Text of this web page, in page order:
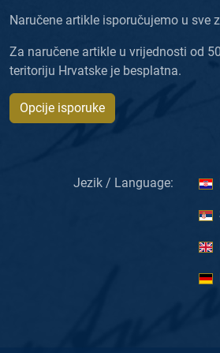
Naručene artikle isporučujemo u sve
Za naručene artikle u vrijednosti od
teritoriju Hrvatske je besplatna.
Opcije isporuke
Jezik / Language: